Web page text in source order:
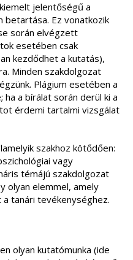
jelentőségű a
betartása. Ez vonatkozik
során elvégzett
esetében csak
kezdődhet a kutatás),
Minden szakdolgozat
Plágium esetében a
a bírálat során derül ki a
érdemi tartalmi vizsgálat
szakhoz kötődően:
vagy
témájú szakdolgozat
olyan elemmel, amely
tanári tevékenységhez.
olyan kutatómunka (ide